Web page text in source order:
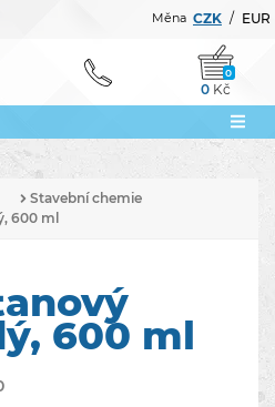
CZK / EUR
Měna
0
0 Kč
Stavební chemie
600 ml
600 ml